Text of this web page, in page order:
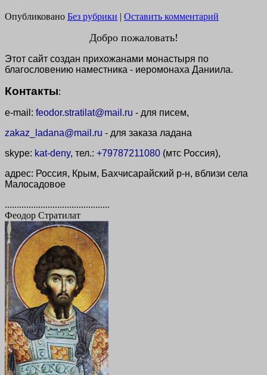
Опубликовано Без рубрики | Оставить комментарий
Добро пожаловать!
Этот сайт создан прихожанами монастыря по
благословению наместника - иеромонаха Даниила.
Контакты:
e-mail: feodor.stratilat@mail.ru - для писем,
zakaz_ladana@mail.ru - для заказа ладана
skype: kat-deny, тел.: +79787211080 (мтс Россия),
адрес: Россия, Крым, Бахчисарайский р-н, вблизи села
Малосадовое
............................................
Феодор Стратилат